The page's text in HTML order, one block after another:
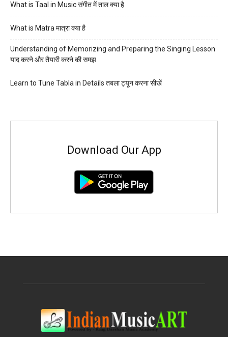
What is Taal in Music संगीत में ताल क्या है
What is Matra मात्रा क्या है
Understanding of Memorizing and Preparing the Singing Lesson
याद करने और तैयारी करने की समझ
Learn to Tune Tabla in Details तबला ट्यून करना सीखें
Download Our App